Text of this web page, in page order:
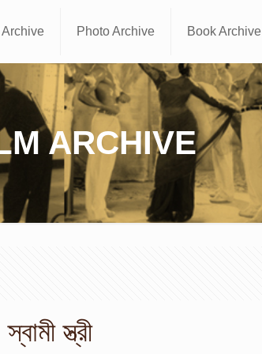
Archive Photo Archive Book Archive
ARCHIVE
স্বামী স্ত্রী